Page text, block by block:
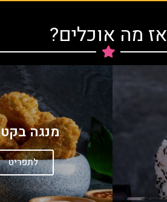
אז מה אוכלים?
מנגה
לתפריט